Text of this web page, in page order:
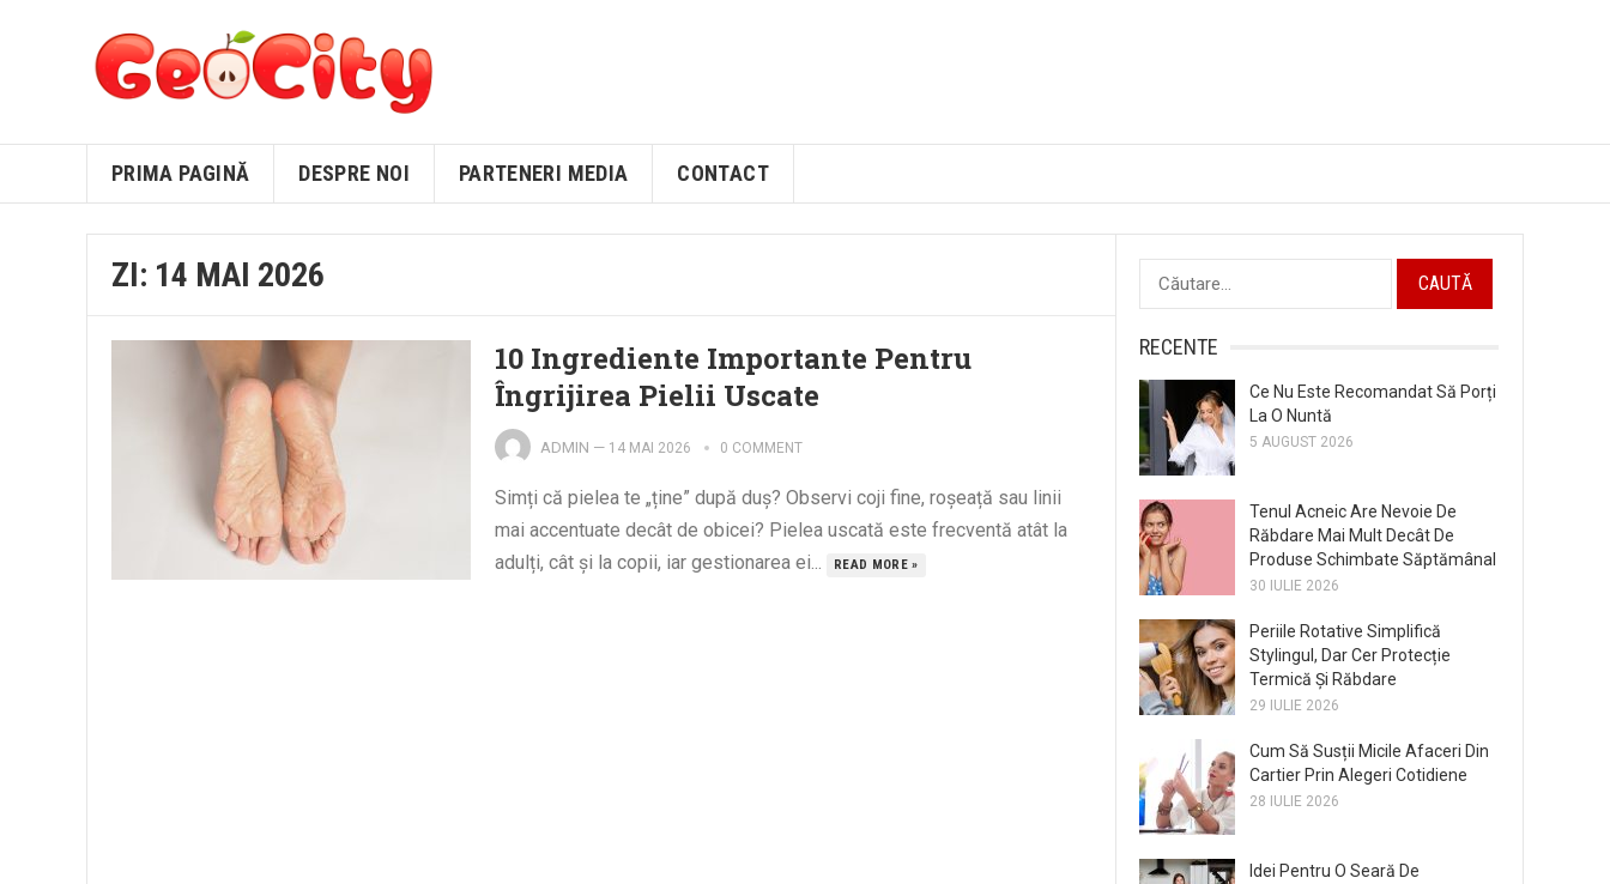
PRIMA PAGINĂ DESPRE NOI PARTENERI MEDIA CONTACT
ZI: 14 MAI 2026
10 Ingrediente Importante Pentru
Îngrijirea Pielii Uscate
ADMIN — 14 MAI 2026 0 COMMENT
Simți că pielea te „ține” după duș? Observi coji fine, roșeață sau linii
mai accentuate decât de obicei? Pielea uscată este frecventă atât la
adulți, cât și la copii, iar gestionarea ei...
READ MORE »
Caută
după:
RECENTE
Ce Nu Este Recomandat Să Porți
La O Nuntă
5 AUGUST 2026
Tenul Acneic Are Nevoie De
Răbdare Mai Mult Decât De
Produse Schimbate Săptămânal
30 IULIE 2026
Periile Rotative Simplifică
Stylingul, Dar Cer Protecție
Termică Și Răbdare
29 IULIE 2026
Cum Să Susții Micile Afaceri Din
Cartier Prin Alegeri Cotidiene
28 IULIE 2026
Idei Pentru O Seară De